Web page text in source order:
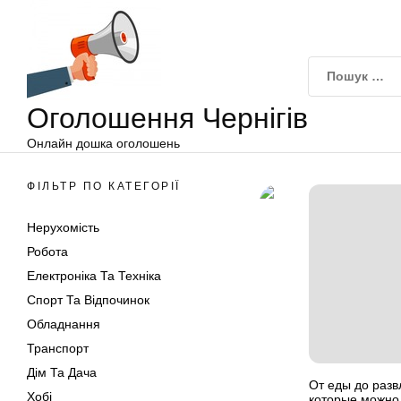
Оголошення Чернігів
Онлайн дошка оголошень
ФІЛЬТР ПО КАТЕГОРІЇ
Нерухомість
Робота
Електроніка Та Техніка
Спорт Та Відпочинок
Обладнання
Транспорт
Дім Та Дача
Хобі
От еды до